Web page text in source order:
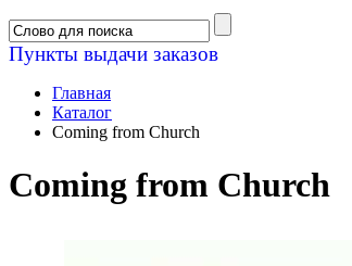
Пункты выдачи заказов
Главная
Каталог
Coming from Church
Coming from Church